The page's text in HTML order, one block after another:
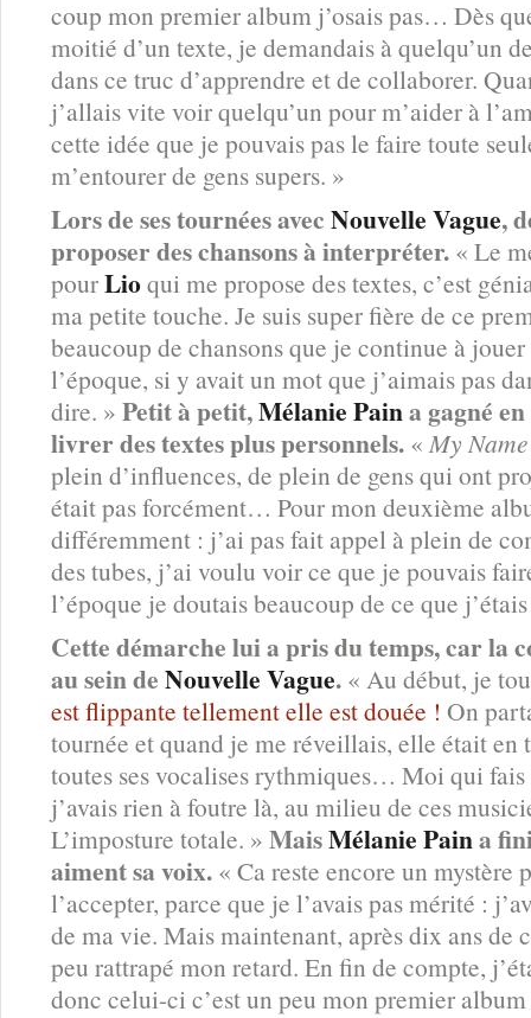
coup mon premier album j’osais pas… Dès
moitié d’un texte, je demandais à quelqu’un
dans ce truc d’apprendre et de collaborer.
j’allais vite voir quelqu’un pour m’aider à
cette idée que je pouvais pas le faire toute
m’entourer de gens supers. »
Lors de ses tournées avecNouvelle Vague,
proposer des chansons à interpréter. « Le
pourLioqui me propose des textes, c’est
ma petite touche. Je suis super fière de ce
beaucoup de chansons que je continue à
l’époque, si y avait un mot que j’aimais pas
dire. » Petit à petit,Mélanie Paina gagné
livrer des textes plus personnels. « My
plein d’influences, de plein de gens qui ont
était pas forcément… Pour mon deuxième
différemment : j’ai pas fait appel à plein de
des tubes, j’ai voulu voir ce que je pouvais
l’époque je doutais beaucoup de ce que
Cette démarche lui a pris du temps, car la
au sein deNouvelle Vague. « Au début, je
est flippante tellement elle est douée ! On
tournée et quand je me réveillais, elle était en
toutes ses vocalises rythmiques… Moi qui fais
j’avais rien à foutre là, au milieu de ces
L’imposture totale. » MaisMélanie Paina
aiment sa voix. « Ca reste encore un mystère
l’accepter, parce que je l’avais pas mérité :
de ma vie. Mais maintenant, après dix ans de
peu rattrapé mon retard. En fin de compte,
donc celui-ci c’est un peu mon premier album